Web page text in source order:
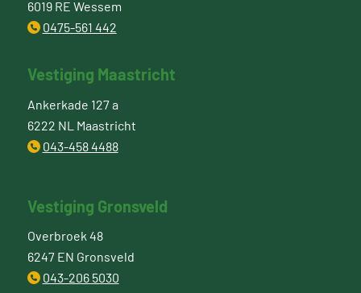
6019 RE Wessem
0475-561 442
Vestiging Maastricht
Ankerkade 127 a
6222 NL Maastricht
043-458 4488
Vestiging Gronsveld
Overbroek 48
6247 EN Gronsveld
043-206 5030